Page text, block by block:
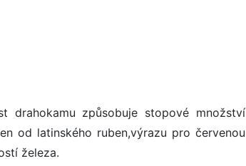
drahokamu způsobuje stopové množství
od latinského ruben,výrazu pro červenou
železa.